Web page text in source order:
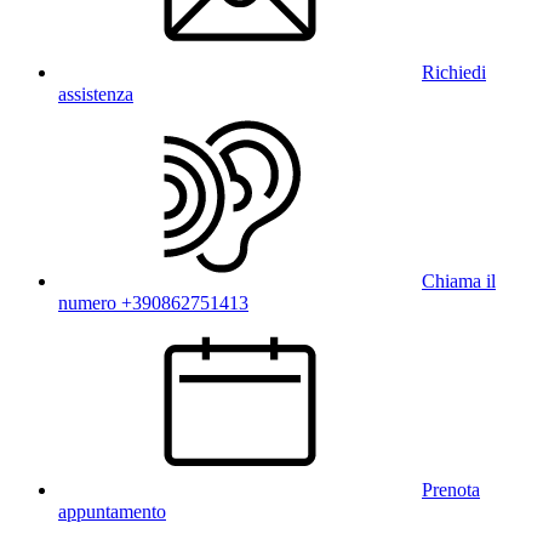
Richiedi
assistenza
Chiama il
numero +390862751413
Prenota
appuntamento